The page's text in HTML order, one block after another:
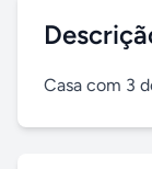
Casa com 3